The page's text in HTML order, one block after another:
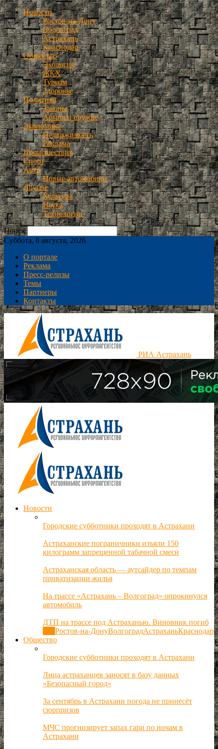
Новости
Ростов-на-Дону
Волгоград
Астрахань
Краснодар
Общество
Экология
ЖКХ
Туризм
Здоровье
Политика
Законы
Армия и оружие
Экономика
Недвижимость
Реклама
Происшествия
Спорт
Авто
Новые автомобили
Другие
Культура
Наука
Технологии
Поиск
Суббота, 8 августа, 2026
О портале
Реклама
Пресс-релизы
Темы
Партнеры
Контакты
РИА Астрахань
Новости
Городские субботники проходят в Астрахани
Астраханские пограничники изъяли 150
килограмм запрещенной табачной смеси
Астраханская область — аутсайдер по темпам
приватизации жилья
На трассе «Астрахань – Волгоград» опрокинулся
автомобиль
ДТП на трассе под Астраханью. Виновник погиб
Ростов-на-ДонуВолгоградАстраханьКраснодар
Общество
Городские субботники проходят в Астрахани
Лица астраханцев заносят в базу данных
«Безопасный город»
За сентябрь в Астрахани погода не принесёт
сюрпризов
МЧС прогнозирует запах гари по ночам в
Астрахани